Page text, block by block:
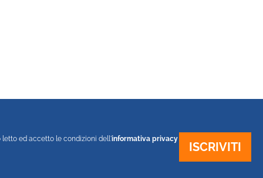
letto ed accetto le condizioni dell'informativa privacy